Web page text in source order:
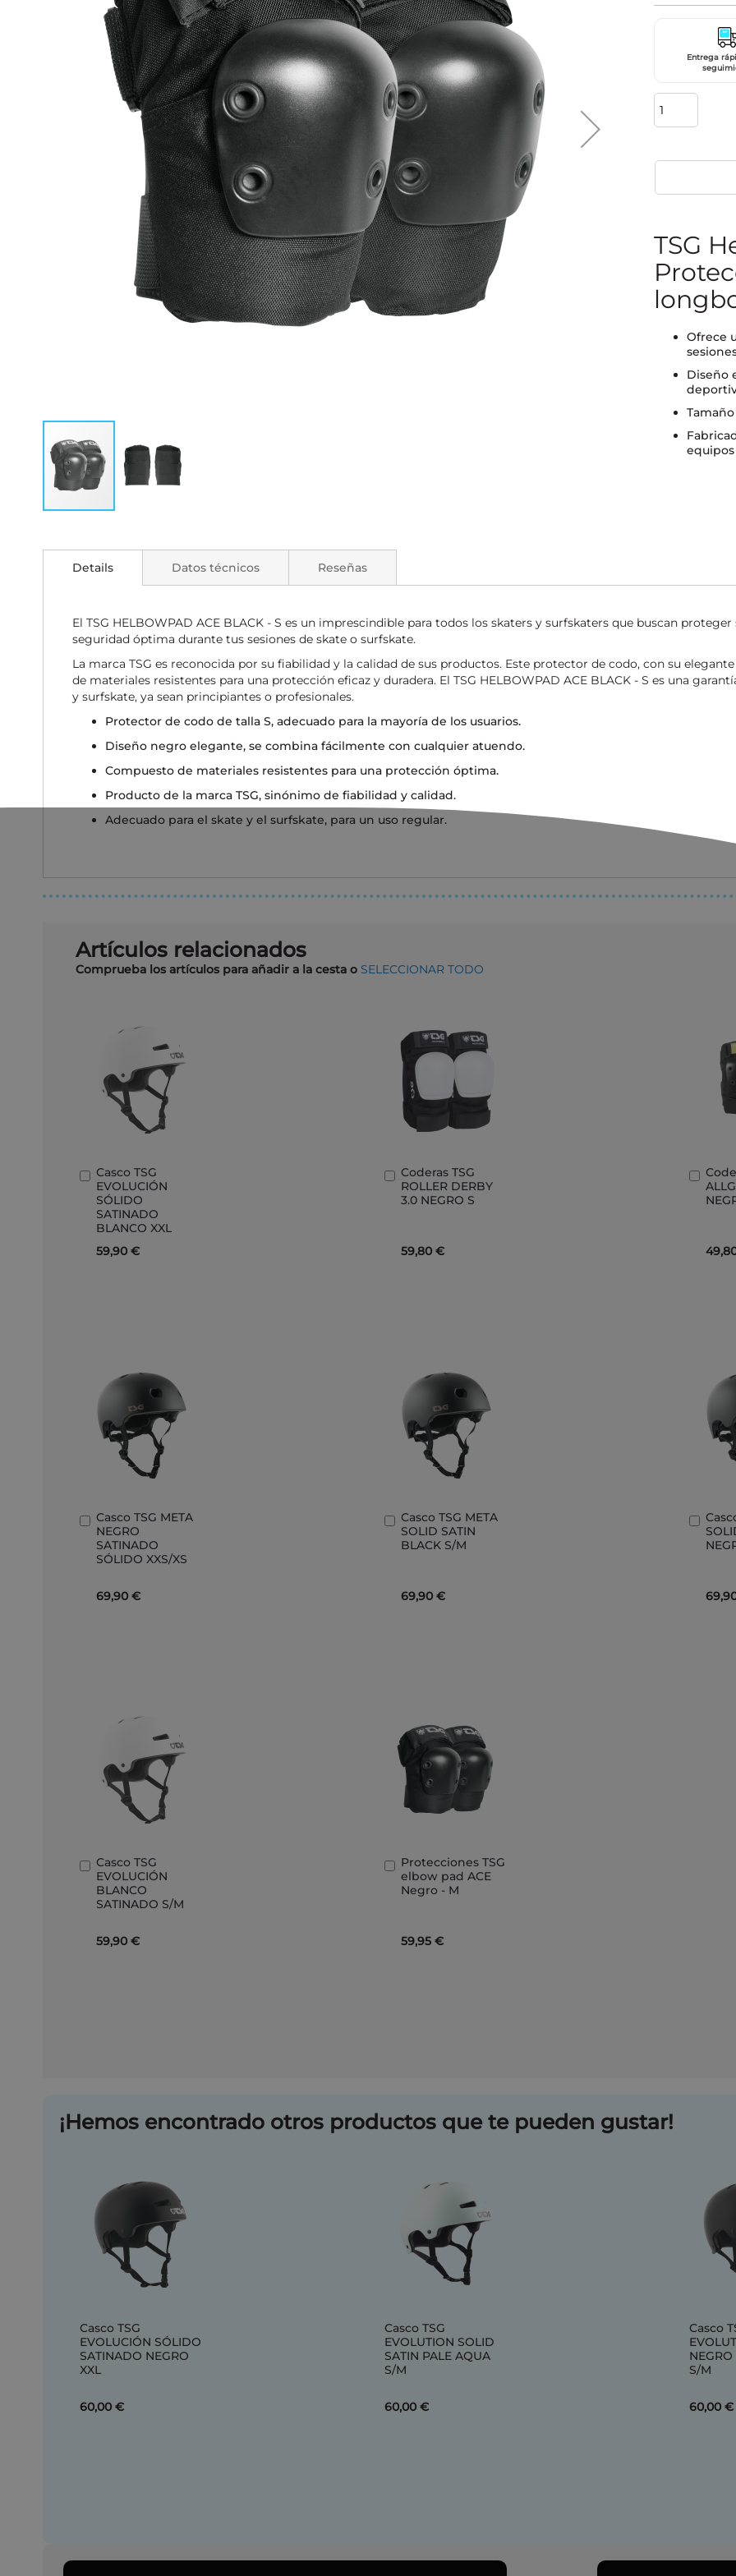
comienzo
imágenes
Entrega
TSG
Ofrece
Diseño
Details
El TSG HELBOWPAD ACE BLACK - S es un imprescindible para todos los skaters y surfskaters que buscan
seguridad óptima durante tus sesiones de skate o surfskate.
La marca TSG es reconocida por su fiabilidad y la calidad de sus productos. Este protector de codo, con su
de materiales resistentes para una protección eficaz y duradera. El TSG HELBOWPAD ACE BLACK - S es una
y surfskate, ya sean principiantes o profesionales.
Protector de codo de talla S, adecuado para la mayoría de los usuarios.
Diseño negro elegante, se combina fácilmente con cualquier atuendo.
Compuesto de materiales resistentes para una protección óptima.
Producto de la marca TSG, sinónimo de fiabilidad y calidad.
Adecuado para el skate y el surfskate, para un uso regular.
Datos técnicos Reseñas
Artículos relacionados
Comprueba los artículos para añadir a la cesta o SELECCIONAR TODO
Casco TSG
EVOLUCIÓN
SÓLIDO
SATINADO
BLANCO XXL
59,90 €
Añadir
al
carrito
Coderas TSG
ROLLER DERBY
3.0 NEGRO S
59,80 €
Añadir
al
carrito
al
Casco TSG META
NEGRO
SATINADO
SÓLIDO XXS/XS
69,90 €
Añadir
al
carrito
Casco TSG META
SOLID SATIN
BLACK S/M
69,90 €
Añadir
al
carrito
al
Casco TSG
EVOLUCIÓN
BLANCO
SATINADO S/M
59,90 €
Añadir
al
carrito
Protecciones TSG
elbow pad ACE
Negro - M
59,95 €
Añadir
al
carrito
¡Hemos encontrado otros productos que te pueden gustar!
Casco TSG
EVOLUCIÓN SÓLIDO
SATINADO NEGRO
XXL
60,00 €
Casco TSG
EVOLUTION SOLID
SATIN PALE AQUA
S/M
60,00 €
Casco
S/M
60,00 €